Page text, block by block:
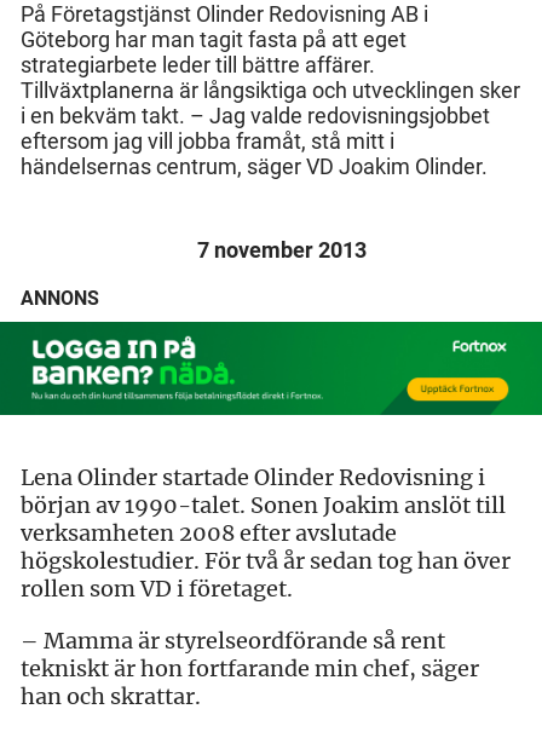
På Företagstjänst Olinder Redovisning AB i
Göteborg har man tagit fasta på att eget
strategiarbete leder till bättre affärer.
Tillväxtplanerna är långsiktiga och utvecklingen sker
i en bekväm takt. – Jag valde redovisningsjobbet
eftersom jag vill jobba framåt, stå mitt i
händelsernas centrum, säger VD Joakim Olinder.
7 november 2013
ANNONS
Lena Olinder startade Olinder Redovisning i
början av 1990-talet. Sonen Joakim anslöt till
verksamheten 2008 efter avslutade
högskolestudier. För två år sedan tog han över
rollen som VD i företaget.
– Mamma är styrelseordförande så rent
tekniskt är hon fortfarande min chef, säger
han och skrattar.